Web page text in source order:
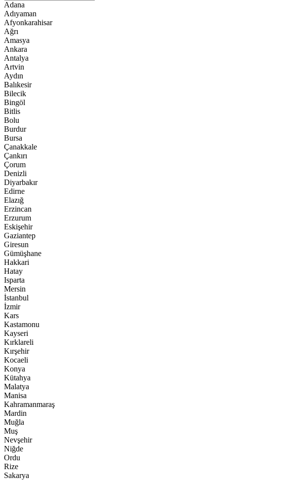
Adana
Adıyaman
Afyonkarahisar
Ağrı
Amasya
Ankara
Antalya
Artvin
Aydın
Balıkesir
Bilecik
Bingöl
Bitlis
Bolu
Burdur
Bursa
Çanakkale
Çankırı
Çorum
Denizli
Diyarbakır
Edirne
Elazığ
Erzincan
Erzurum
Eskişehir
Gaziantep
Giresun
Gümüşhane
Hakkari
Hatay
Isparta
Mersin
İstanbul
İzmir
Kars
Kastamonu
Kayseri
Kırklareli
Kırşehir
Kocaeli
Konya
Kütahya
Malatya
Manisa
Kahramanmaraş
Mardin
Muğla
Muş
Nevşehir
Niğde
Ordu
Rize
Sakarya